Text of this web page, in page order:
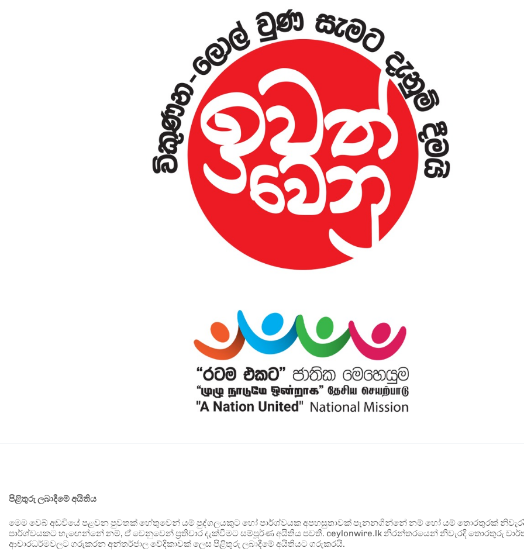
පිළිතුරු ලබාදීමේ අයිතිය
මෙම වෙබ් අඩවියේ පළවන පුවතක් හේතුවෙන් යම් පුද්ගලයකුට හෝ පාර්ශ්වයක අපහසුතාවක් පැනනගින්නේ නම් හෝ යම් තොරතුරක්
පාර්ශ්වයකට හැඟෙන්නේ නම්, ඒ වෙනුවෙන් ප්‍රතිචාර දැක්වීමට සම්පූර්ණ අයිතිය පවතී. ceylonwire.lk නිරන්තරයෙන් නිවැරදි තොරතුරු
ආචාරධර්මවලට ගරුකරන අන්තර්ජාල වේදිකාවක් ලෙස පිළිතුරු ලබාදීමේ අයිතියට ගරුකරයි.